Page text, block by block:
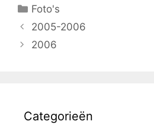
Amsterdam heb ik een
jaartje op de middelbare
deze niet afgemaakt…
Categorieën
Foto's
2005-2006
2006
Categorieën